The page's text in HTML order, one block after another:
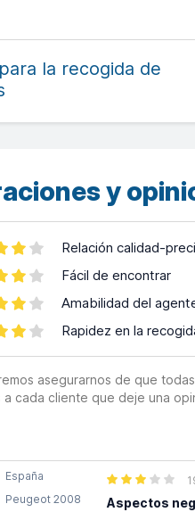
la recogida de
y
Relación calidad-
Fácil de encontrar
Amabilidad del
Rapidez en la
asegurarnos de que
a cada cliente que deje una
España
Peugeot 2008
Aspectos